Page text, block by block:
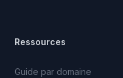
Ressources
Guide par domaine